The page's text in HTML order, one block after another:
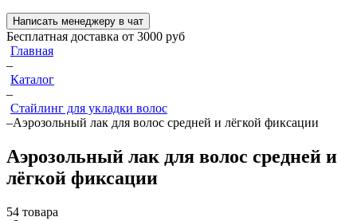
Написать менеджеру в чат
Бесплатная доставка от 3000 руб
Главная
–
Каталог
–
Стайлинг для укладки волос
–Аэрозольный лак для волос средней и лёгкой фиксации
Аэрозольный лак для волос средней и
лёгкой фиксации
54 товара